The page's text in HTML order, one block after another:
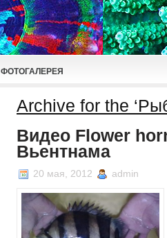
ФОТОГАЛЕРЕЯ
Archive for the
Видео Flower
Вьентнама
20 мая, 2012 admin